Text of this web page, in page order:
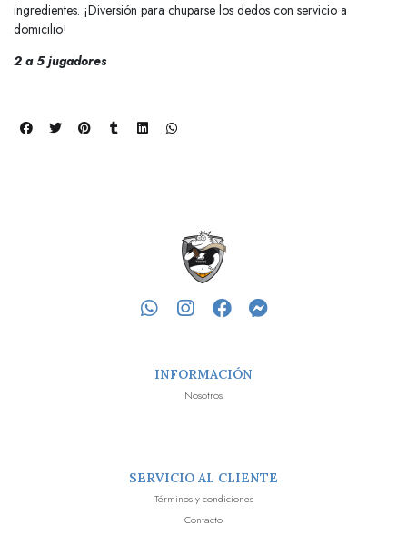
ingredientes. ¡Diversión para chuparse los dedos con servicio a
domicilio!
2 a 5 jugadores
INFORMACIÓN
Nosotros
SERVICIO AL CLIENTE
Términos y condiciones
Contacto